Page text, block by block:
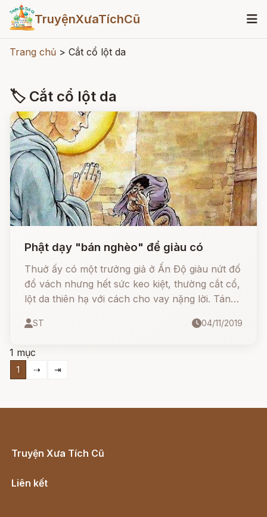
TruyệnXưaTíchCũ
Trang chủ > Cắt cổ lột da
🏷 Cắt cổ lột da
Phật dạy "bán nghèo" để giàu có
Thuở ấy có một trưởng giả ở Ấn Ðộ giàu nứt đố
đổ vách nhưng hết sức keo kiệt, thường cắt cổ,
lột da thiên hạ với cách cho vay nặng lời. Tánh
"Vi phú bất nhân" ông không có chút từ tâm.
ST 04/11/2019
1 mục
1 ⇢ ⇥
Truyện Xưa Tích Cũ
Liên kết